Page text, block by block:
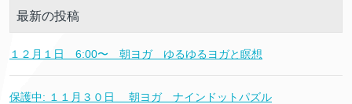
最新の投稿
１２月１日 6:00〜 朝ヨガ ゆるゆるヨガと瞑想
保護中: １１月３０日 朝ヨガ ナインドットパズル